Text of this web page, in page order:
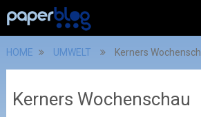
HOME UMWELT Kerners
Kerners Wochenschau